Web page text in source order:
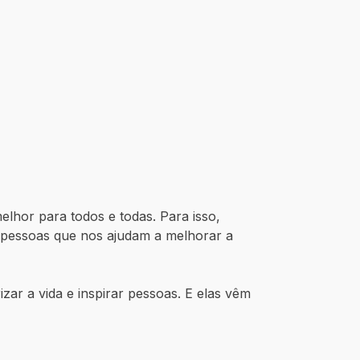
para todos e todas. Para isso,
que nos ajudam a melhorar a
a vida e inspirar pessoas. E elas vêm